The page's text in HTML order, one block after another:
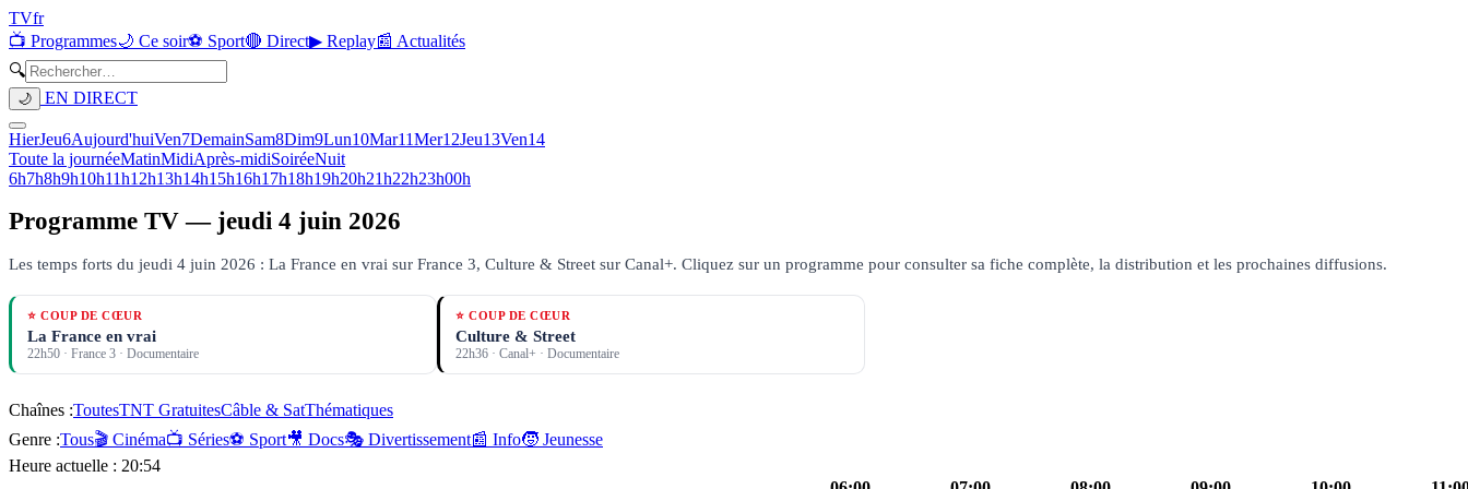
TVfr
📺 Programmes🌙 Ce soir⚽ Sport🔴 Direct▶ Replay📰 Actualités
🔍
🌙 EN DIRECT
HierJeu6Aujourd'huiVen7DemainSam8Dim9Lun10Mar11Mer12Jeu13Ven14
Toute la journéeMatinMidiAprès-midiSoiréeNuit
6h7h8h9h10h11h12h13h14h15h16h17h18h19h20h21h22h23h00h
Programme TV — jeudi 4 juin 2026
Les temps forts du jeudi 4 juin 2026 : La France en vrai sur France 3, Culture & Street sur Canal+. Cliquez sur un programme pour consulter sa fiche complète, la distribution et les prochaines diffusions.
⭐ COUP DE CŒUR
La France en vrai
22h50 · France 3 · Documentaire
⭐ COUP DE CŒUR
Culture & Street
22h36 · Canal+ · Documentaire
Chaînes :ToutesTNT GratuitesCâble & SatThématiques
Genre :Tous🎬 Cinéma📺 Séries⚽ Sport🎥 Docs🎭 Divertissement📰 Info🧒 Jeunesse
Heure actuelle : 20:54